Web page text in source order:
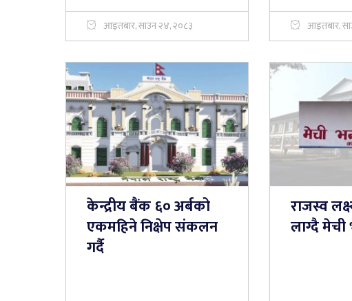
आइतबार, साउन २४, २०८३ आइतबार,
केन्द्रीय बैंक ६० अर्बको
एकमहिने निक्षेप संकलन
गर्दै
राजस्व
लाग्दै मेची